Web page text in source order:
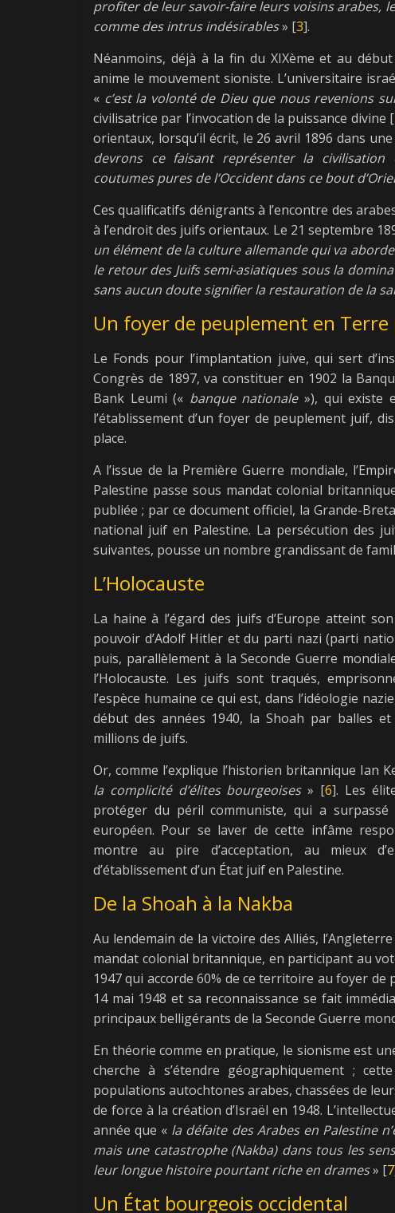
profiter de leur savoir-faire leurs voisins arabes,
comme des intrus indésirables» [3].
Néanmoins, déjà à la fin du XIXème et au
anime le mouvement sioniste. L’universitaire
« c’est la volonté de Dieu que nous revenions
civilisatrice par l’invocation de la puissance divine [
orientaux, lorsqu’il écrit, le 26 avril 1896 dans
devrons ce faisant représenter la civilisation
coutumes pures de l’Occident dans ce bout
Ces qualificatifs dénigrants à l’encontre des
à l’endroit des juifs orientaux. Le 21 septembre
un élément de la culture allemande qui va
le retour des Juifs semi-asiatiques sous la
sans aucun doute signifier la restauration de la
Un foyer de peuplement en Terre
Le Fonds pour l’implantation juive, qui sert
Congrès de 1897, va constituer en 1902 la
Bank Leumi (« banque nationale»), qui existe
l’établissement d’un foyer de peuplement juif,
place.
A l’issue de la Première Guerre mondiale,
Palestine passe sous mandat colonial
publiée ; par ce document officiel, la Grande-
national juif en Palestine. La persécution des
suivantes, pousse un nombre grandissant de
L’Holocauste
La haine à l’égard des juifs d’Europe atteint
pouvoir d’Adolf Hitler et du parti nazi (parti
puis, parallèlement à la Seconde Guerre
l’Holocauste. Les juifs sont traqués,
l’espèce humaine ce qui est, dans l’idéologie
début des années 1940, la Shoah par balles
millions de juifs.
Or, comme l’explique l’historien britannique Ian
la complicité d’élites bourgeoises» [6]. Les
protéger du péril communiste, qui a
européen. Pour se laver de cette infâme
montre au pire d’acceptation, au mieux
d’établissement d’un État juif en Palestine.
De la Shoah à la Nakba
Au lendemain de la victoire des Alliés,
mandat colonial britannique, en participant au
1947 qui accorde 60% de ce territoire au foyer
14 mai 1948 et sa reconnaissance se fait
principaux belligérants de la Seconde Guerre
En théorie comme en pratique, le sionisme est
cherche à s’étendre géographiquement ;
populations autochtones arabes, chassées de
de force à la création d’Israël en 1948.
année que « la défaite des Arabes en Palestine
mais une catastrophe (Nakba) dans tous les
leur longue histoire pourtant riche en drames» [7
Un État bourgeois occidental